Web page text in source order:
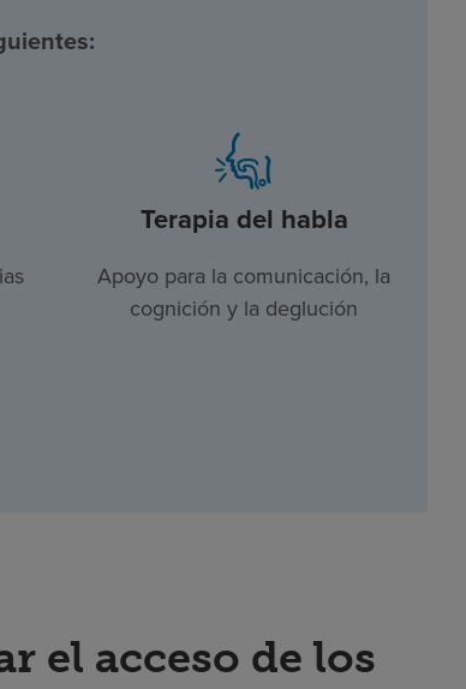
Terapia del habla
Apoyo para la comunicación, la
cognición y la deglución
el acceso de los